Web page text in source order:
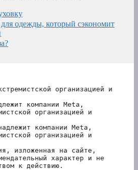
одежды, который сэкономит
организацией и
компании Meta,
организацией и
компании Meta,
организацией и
изложенная на сайте,
характер и не
к действию.